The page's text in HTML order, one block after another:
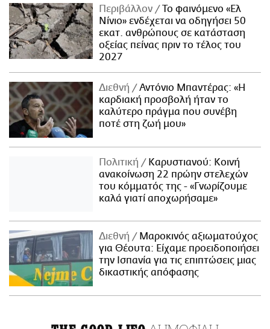
Περιβάλλον
Το φαινόμενο «Ελ
Νίνιο» ενδέχεται να οδηγήσει 50
εκατ. ανθρώπους σε κατάσταση
οξείας πείνας πριν το τέλος του
2027
Διεθνή
Αντόνιο Μπαντέρας: «Η
καρδιακή προσβολή ήταν το
καλύτερο πράγμα που συνέβη
ποτέ στη ζωή μου»
Πολιτική
Καρυστιανού: Κοινή
ανακοίνωση 22 πρώην στελεχών
του κόμματός της - «Γνωρίζουμε
καλά γιατί αποχωρήσαμε»
Διεθνή
Μαροκινός αξιωματούχος
για Θέουτα: Είχαμε προειδοποιήσει
την Ισπανία για τις επιπτώσεις μιας
δικαστικής απόφασης